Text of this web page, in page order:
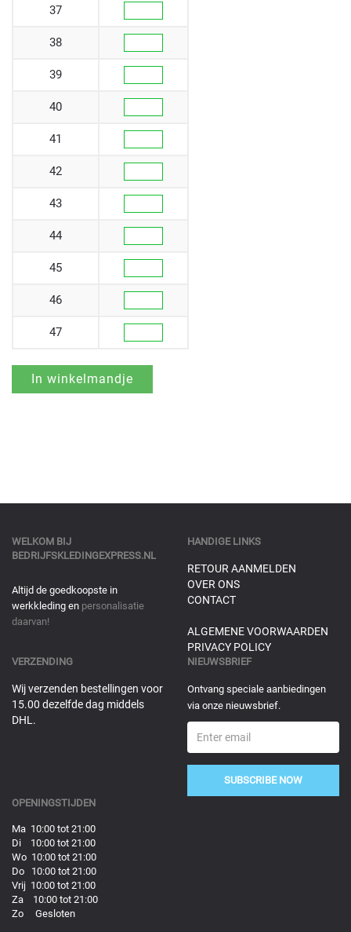
37
38
39
40
41
42
43
44
45
46
47
WELKOM BIJ
BEDRIJFSKLEDINGEXPRESS.NL
Altijd de goedkoopste in
werkkleding en personalisatie
daarvan!
HANDIGE LINKS
RETOUR AANMELDEN
OVER ONS
CONTACT
ALGEMENE VOORWAARDEN
PRIVACY POLICY
VERZENDING
Wij verzenden bestellingen voor
15.00 dezelfde dag middels
DHL.
NIEUWSBRIEF
Ontvang speciale aanbiedingen
via onze nieuwsbrief.
SUBSCRIBE NOW
OPENINGSTIJDEN
Ma 10:00 tot 21:00
Di 10:00 tot 21:00
Wo 10:00 tot 21:00
Do 10:00 tot 21:00
Vrij 10:00 tot 21:00
Za 10:00 tot 21:00
Zo Gesloten